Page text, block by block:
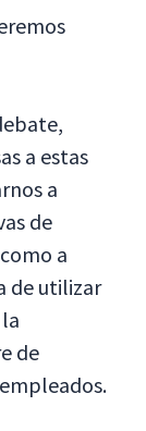
a estas
a
de
a
de utilizar
de